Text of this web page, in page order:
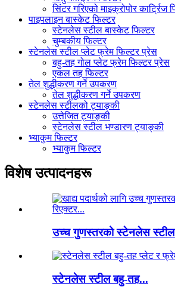
सिंटर गरिएको माइक्रोपोर कार्ट्रिज
पाइपलाइन बास्केट फिल्टर
स्टेनलेस स्टील बास्केट फिल्टर
चुम्बकीय फिल्टर
स्टेनलेस स्टील प्लेट फ्रेम फिल्टर प्रेस
बहु-तह गोल प्लेट फ्रेम फिल्टर प्रेस
एकल तह फिल्टर
तेल शुद्धीकरण गर्ने उपकरण
तेल शुद्धीकरण गर्ने उपकरण
स्टेनलेस स्टीलको ट्याङ्की
उत्तेजित ट्याङ्की
स्टेनलेस स्टील भण्डारण ट्याङ्की
भ्याकुम फिल्टर
भ्याकुम फिल्टर
विशेष उत्पादनहरू
उच्च गुणस्तरको स्टेनलेस
स्टेनलेस स्टील बहु-तह...